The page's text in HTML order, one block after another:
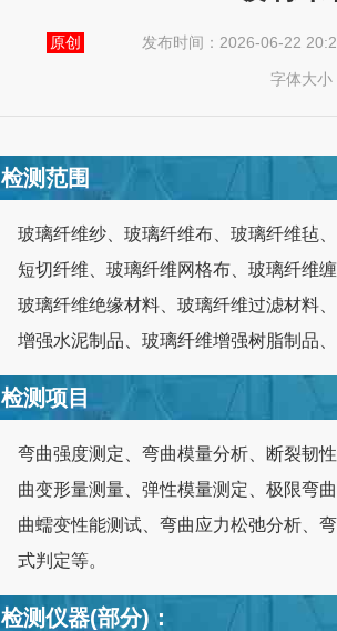
原创 发布时间：2026-06-22
字体大小
检测范围
玻璃纤维纱、玻璃纤维布、玻璃纤维毡
短切纤维、玻璃纤维网格布、玻璃纤维
玻璃纤维绝缘材料、玻璃纤维过滤材料
增强水泥制品、玻璃纤维增强树脂制品
检测项目
弯曲强度测定、弯曲模量分析、断裂韧
曲变形量测量、弹性模量测定、极限弯
曲蠕变性能测试、弯曲应力松弛分析、
式判定等。
检测仪器(部分)：